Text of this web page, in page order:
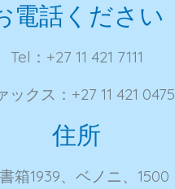
電話ください
Tel：+27 11 421 7111
ックス：+27 11 421 0475
住所
箱1939、ベノニ、1500